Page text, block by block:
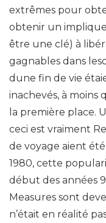
extrêmes pour
obtenir un
être une clé) à
gagnables dans
dune fin de vie
inachevés, à moins
la première place.
ceci est vraiment
de voyage aient
1980, cette
début des années
Measures sont
n’était en réalité